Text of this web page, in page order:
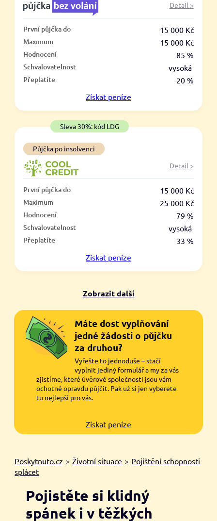
ne
Po insolvenci
ano
ne
Detail >
První půjčka do 15 000 Kč
Maximum 15 000 Kč
Hodnocení 85 %
Schvalovatelnost vysoká
Přeplatíte
20 %
Získat peníze
Sleva 30%: kód LDG
Půjčka po insolvenci
Detail >
První půjčka do 15 000 Kč
Maximum 25 000 Kč
Hodnocení 79 %
Schvalovatelnost vysoká
Přeplatíte
33 %
Získat peníze
Zobrazit další
Máte dost vyplňování
jedné žádosti o půjčku
za druhou?
Vyřešte to jednoduše – stačí
vyplnit jediný formulář a my za vás
zjistíme, které úvěrové společnosti jsou vám
ochotné opravdu půjčit. Pak už si jen vyberete
tu nejlepší pro vás.
Získat peníze
Poskytnuto.cz > Životní situace > Pojištění schopnosti
splácet
Pojistěte si klidný
spánek i v těžkých